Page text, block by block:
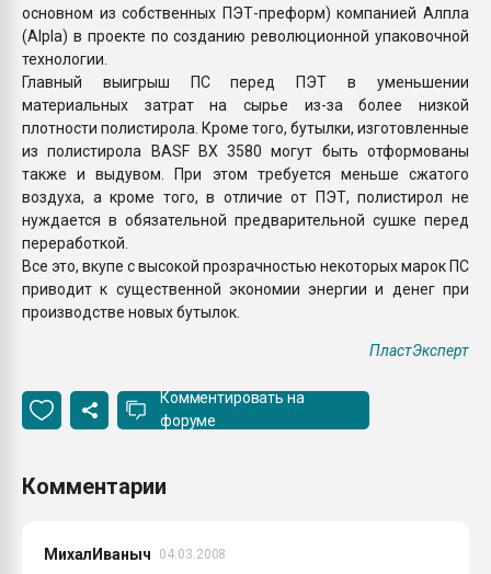
основном из собственных ПЭТ-преформ) компанией Алпла
(Alpla) в проекте по созданию революционной упаковочной
технологии.
Главный выигрыш ПС перед ПЭТ в уменьшении
материальных затрат на сырье из-за более низкой
плотности полистирола. Кроме того, бутылки, изготовленные
из полистирола BASF BX 3580 могут быть отформованы
также и выдувом. При этом требуется меньше сжатого
воздуха, а кроме того, в отличие от ПЭТ, полистирол не
нуждается в обязательной предварительной сушке перед
переработкой.
Все это, вкупе с высокой прозрачностью некоторых марок ПС
приводит к существенной экономии энергии и денег при
производстве новых бутылок.
ПластЭксперт
Комментировать на
форуме
Комментарии
МихалИваныч
04.03.2008